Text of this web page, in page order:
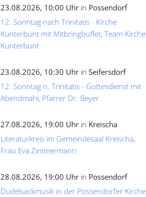
23.08.2026, 10:00 Uhr in Possendorf
12. Sonntag nach Trinitatis - Kirche
Kunterbunt mit Mitbringbuffet, Team Kirche
Kunterbunt
23.08.2026, 10:30 Uhr in Seifersdorf
12. Sonntag n. Trinitatis - Gottesdienst mit
Abendmahl, Pfarrer Dr. Beyer
27.08.2026, 19:00 Uhr in Kreischa
Literaturkreis im Gemeindesaal Kreischa,
Frau Eva Zimmermann
28.08.2026, 19:00 Uhr in Possendorf
Dudelsackmusik in der Possendorfer Kirche